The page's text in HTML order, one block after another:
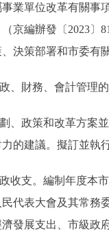
業單位改革有關事
京編辦發〔2023
決策部署和市委有
財務、會計管理的
政策和改革方案並
的建議。擬訂並執
支。編制年度本市
代表大會及其常務
發展支出、市級政